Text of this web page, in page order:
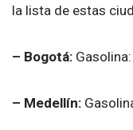
la lista de estas
– Bogotá:
– Medellín: